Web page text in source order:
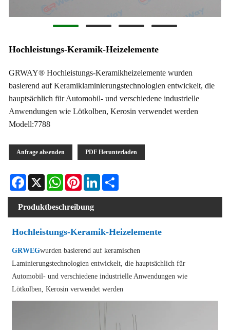
Hochleistungs-Keramik-Heizelemente
GRWAY® Hochleistungs-Keramikheizelemente wurden
basierend auf Keramiklaminierungstechnologien entwickelt, die
hauptsächlich für Automobil- und verschiedene industrielle
Anwendungen wie Lötkolben, Kerosin verwendet werden
Modell:7788
Anfrage absenden PDF Herunterladen
Facebook
X WhatsAppPinterestLinkedIn
Produktbeschreibung
Hochleistungs-Keramik-Heizelemente
GRWEGwurden basierend auf keramischen
Laminierungstechnologien entwickelt, die hauptsächlich für
Automobil- und verschiedene industrielle Anwendungen wie
Lötkolben, Kerosin verwendet werden